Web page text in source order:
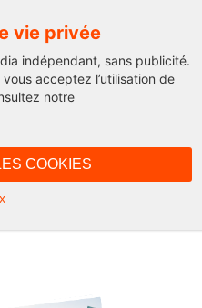
vie privée
indépendant, sans publicité.
acceptez l’utilisation de
notre
COOKIES
les sourires…